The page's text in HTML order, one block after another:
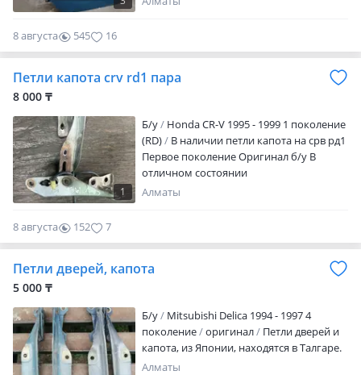
8 августа 545 16
Петли капота crv rd1 пара
8 000 ₸
1
Б/y
Honda CR-V 1995 - 1999 1 поколение
(RD)
В наличии петли капота на срв рд1
Первое поколение Оригинал б/у В
отличном состоянии
Алматы
8 августа 152 7
Петли дверей, капота
5 000 ₸
Б/y
Mitsubishi Delica 1994 - 1997 4
поколение
оригинал
Петли дверей и
капота, из Японии, находятся в Талгаре.
Алматы